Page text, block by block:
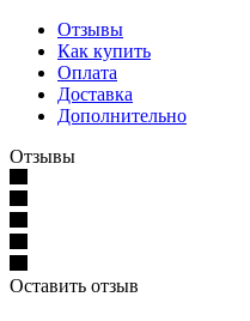
Отзывы
Как купить
Оплата
Доставка
Дополнительно
Отзывы
Оставить отзыв